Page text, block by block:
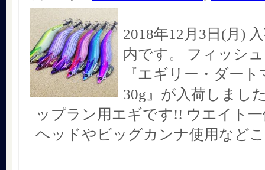
2018年12月3日(月)
内です。 フィッシ
『エギリー・ダー
30g』が入荷しまし
ップラン用エギです!! ウエイト
ヘッドやビッグカンナ使用などこ